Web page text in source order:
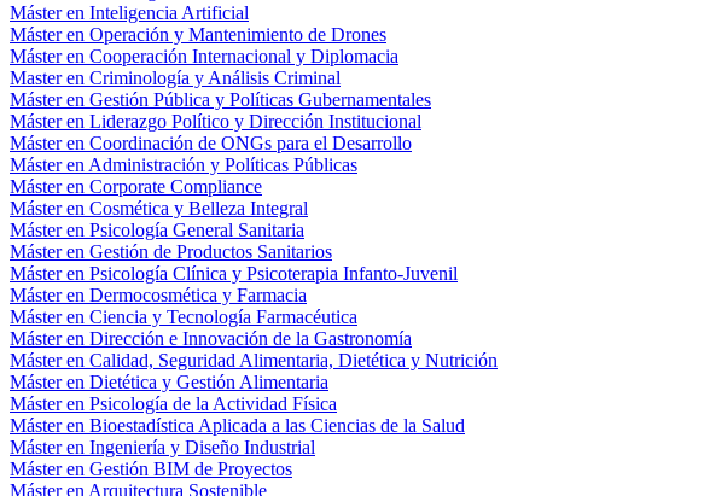
Máster en Inteligencia Artificial
Máster en Operación y Mantenimiento de Drones
Máster en Cooperación Internacional y Diplomacia
Master en Criminología y Análisis Criminal
Máster en Gestión Pública y Políticas Gubernamentales
Máster en Liderazgo Político y Dirección Institucional
Máster en Coordinación de ONGs para el Desarrollo
Máster en Administración y Políticas Públicas
Máster en Corporate Compliance
Máster en Cosmética y Belleza Integral
Máster en Psicología General Sanitaria
Máster en Gestión de Productos Sanitarios
Máster en Psicología Clínica y Psicoterapia Infanto-Juvenil
Máster en Dermocosmética y Farmacia
Máster en Ciencia y Tecnología Farmacéutica
Máster en Dirección e Innovación de la Gastronomía
Máster en Calidad, Seguridad Alimentaria, Dietética y Nutrición
Máster en Dietética y Gestión Alimentaria
Máster en Psicología de la Actividad Física
Máster en Bioestadística Aplicada a las Ciencias de la Salud
Máster en Ingeniería y Diseño Industrial
Máster en Gestión BIM de Proyectos
Máster en Arquitectura Sostenible